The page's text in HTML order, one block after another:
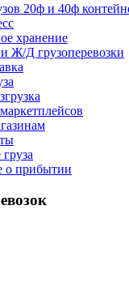
20ф и 40ф
хранение
Ж/Д грузоперевозки
о прибытии